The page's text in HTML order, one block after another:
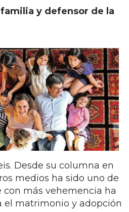
y defensor de la
Desde su columna en
medios ha sido uno de
con más vehemencia ha
el matrimonio y adopción